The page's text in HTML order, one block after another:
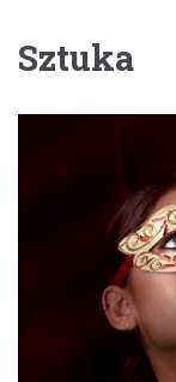
Sztuka